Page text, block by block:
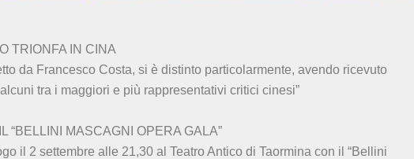
TRIONFA IN CINA
da Francesco Costa, si è distinto particolarmente, avendo ricevuto
tra i maggiori e più rappresentativi critici cinesi”
“BELLINI MASCAGNI OPERA GALA”
il 2 settembre alle 21,30 al Teatro Antico di Taormina con il “Bellini